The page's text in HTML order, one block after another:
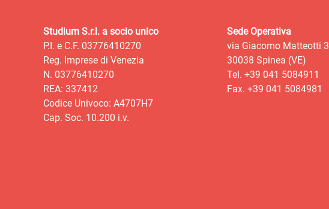
Studium S.r.l. a socio unico
P.I. e C.F. 03776410270
Reg. Imprese di Venezia
N. 03776410270
REA: 337412
Codice Univoco: A4707H7
Cap. Soc. 10.200 i.v.
Sede Operativa
via Giacomo Matteotti 3
30038 Spinea (VE)
Tel. +39 041 5084911
Fax. +39 041 5084981